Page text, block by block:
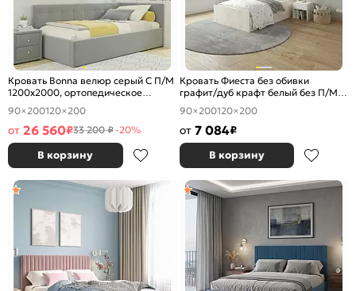
Кровать Bonna велюр серый С П/М
1200x2000, ортопедическое
основание, изголовье мягкое
90×200120×200
от 26 560₽33 200 ₽-20%
В корзину
Кровать Фиеста без обивки
графит/дуб крафт белый без П/М
1200x2000, изголовье жесткое
90×200120×200
от 7 084₽
В корзину